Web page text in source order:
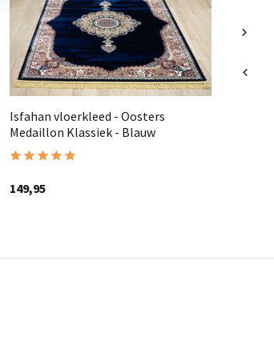
Isfahan vloerkleed - Oosters
Medaillon Klassiek - Blauw
149,95